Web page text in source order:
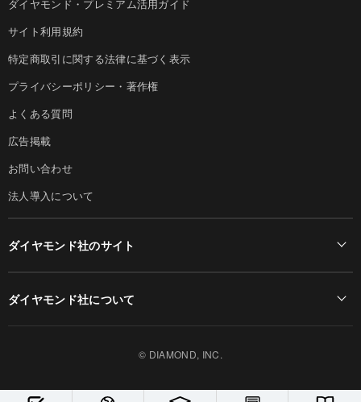
ダイヤモンド・プレミアム活用ガイド
サイト利用規約
特定商取引に関する法律に基づく表示
プライバシーポリシー・著作権
よくある質問
広告掲載
お問い合わせ
法人導入について
ダイヤモンド社のサイト
書籍オンライン
ダイヤモンド社について
採用情報
© DIAMOND, INC.